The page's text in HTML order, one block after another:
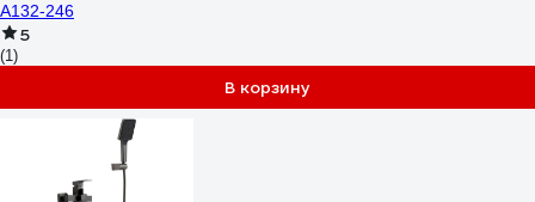
A132-246
5
(1)
В корзину